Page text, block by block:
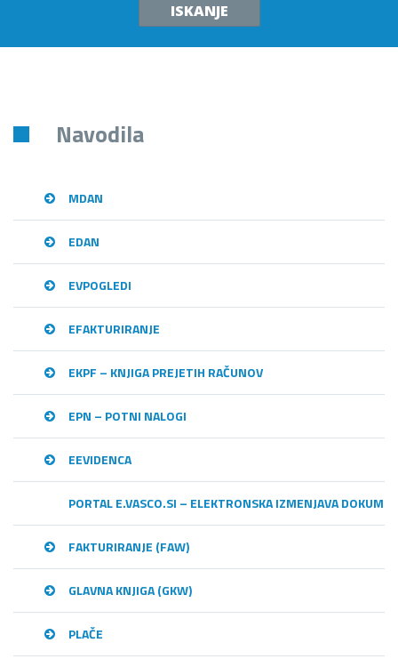
ISKANJE
Navodila
MDAN
EDAN
EVPOGLEDI
EFAKTURIRANJE
EKPF – KNJIGA PREJETIH RAČUNOV
EPN – POTNI NALOGI
EEVIDENCA
PORTAL E.VASCO.SI – ELEKTRONSKA IZMENJAVA
FAKTURIRANJE (FAW)
GLAVNA KNJIGA (GKW)
PLAČE